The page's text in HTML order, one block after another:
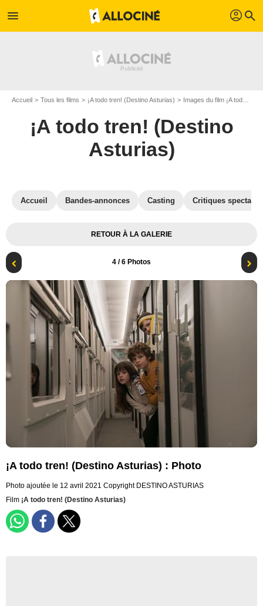
menu profil search
Accueil Tous les films ¡A todo tren! (Destino Asturias) Images du film ¡A todo tren! (Destino Asturias)
¡A todo tren! (Destino
Asturias)
Accueil Bandes-annonces Casting Critiques
RETOUR À LA GALERIE
4 / 6 Photos
¡A todo tren! (Destino Asturias) : Photo
Photo ajoutée le 12 avril 2021 Copyright DESTINO ASTURIAS
Film ¡A todo tren! (Destino Asturias)